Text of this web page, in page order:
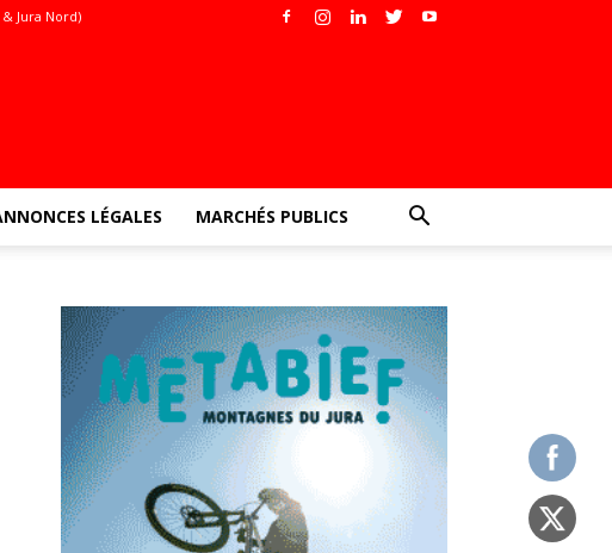
& Jura Nord)
LÉGALES MARCHÉS PUBLICS